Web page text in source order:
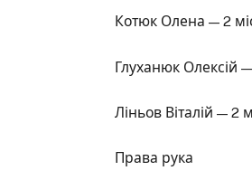
Котюк Олена — 2
Глуханюк Олексій
Ліньов Віталій — 2
Права рука